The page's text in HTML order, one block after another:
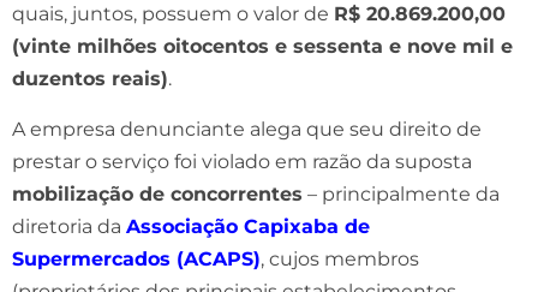
quais, juntos, possuem o valor de R$ 20.869.200,00
(vinte milhões oitocentos e sessenta e nove mil e
duzentos reais).
A empresa denunciante alega que seu direito de
prestar o serviço foi violado em razão da suposta
mobilização de concorrentes – principalmente da
diretoria da Associação Capixaba de
Supermercados (ACAPS), cujos membros